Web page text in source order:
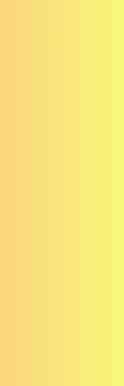
bài viết mới nhất
mỗi tuần.
cung cấp tin
dinh dưỡng
chất lẫn tinh